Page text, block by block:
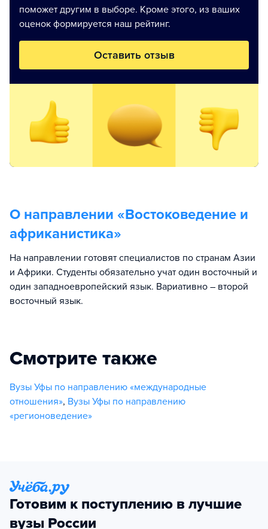
поможет другим в выборе. Кроме этого, из ваших
оценок формируется наш рейтинг.
Оставить отзыв
О направлении «Востоковедение и
африканистика»
На направлении готовят специалистов по странам Азии
и Африки. Студенты обязательно учат один восточный и
один западноевропейский язык. Вариативно – второй
восточный язык.
Смотрите также
Вузы Уфы по направлению «международные
отношения», Вузы Уфы по направлению
«регионоведение»
Готовим к поступлению в лучшие
вузы России